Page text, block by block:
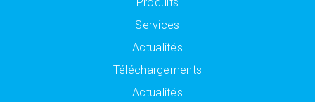
Produits
Services
Actualités
Téléchargements
Actualités